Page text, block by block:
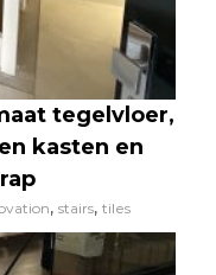
tegelvloer,
kasten en
,stairs,tiles